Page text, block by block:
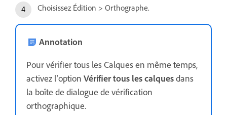
Choisissez Édition > Orthographe.
Annotation
Pour vérifier tous les Calques en même temps,
activez l’option Vérifier tous les calquesdans
la boîte de dialogue de vérification
orthographique.